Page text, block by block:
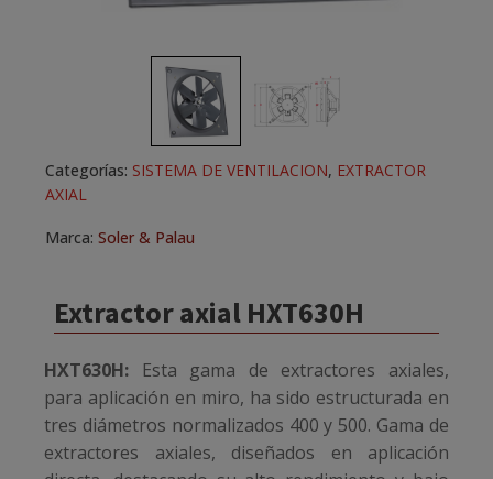
Extractor axial HXT630H
HXT630H: Esta gama de extractores axiales,
para aplicación en miro, ha sido estructurada en
tres diámetros normalizados 400 y 500. Gama de
extractores axiales, diseñados en aplicación
Categorías: SISTEMA DE VENTILACION, EXTRACTOR
AXIAL
Marca: Soler & Palau